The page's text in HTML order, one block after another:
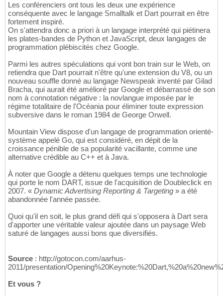
Les conférenciers ont tous les deux une expérience
conséquente avec le langage Smalltalk et Dart pourrait en être
fortement inspiré.
On s'attendra donc a priori à un langage interprété qui piétinera
les plates-bandes de Python et JavaScript, deux langages de
programmation plébiscités chez Google.
Parmi les autres spéculations qui vont bon train sur le Web, on
retiendra que Dart pourrait n'être qu'une extension du V8, ou un
nouveau souffle donné au langage Newspeak inventé par Gilad
Bracha, qui aurait été amélioré par Google et débarrassé de son
nom à connotation négative : la novlangue imposée par le
régime totalitaire de l'Océania pour éliminer toute expression
subversive dans le roman 1984 de George Orwell.
Mountain View dispose d'un langage de programmation orienté-
système appelé Go, qui est considéré, en dépit de la
croissance pénible de sa popularité vacillante, comme une
alternative crédible au C++ et à Java.
À noter que Google a détenu quelques temps une technologie
qui porte le nom DART, issue de l'acquisition de Doubleclick en
2007. « Dynamic Advertising Reporting & Targeting » a été
abandonnée l'année passée.
Quoi qu'il en soit, le plus grand défi qui s'opposera à Dart sera
d'apporter une véritable valeur ajoutée dans un paysage Web
saturé de langages aussi bons que diversifiés.
Source : http://gotocon.com/aarhus-
2011/presentation/
Et vous ?